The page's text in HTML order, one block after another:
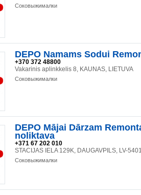
Соковыжималки
DEPO Namams Sodui
+370 372 48800
Vakarinis aplinkkelis 8, KAUNAS, LIETUVA
Соковыжималки
DEPO Mājai Dārzam
noliktava
+371 67 202 010
STACIJAS IELA 129K, DAUGAVPILS, LV-
Соковыжималки